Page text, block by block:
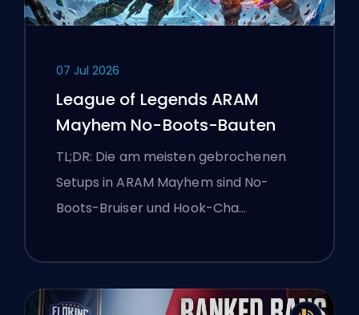
07 Jul 2026
League of Legends ARAM
Mayhem No-Boots-Bauten
TL;DR: Die am meisten gebrochenen
Setups in ARAM Mayhem sind No-
Boots-Bruiser und Hook-Cha…